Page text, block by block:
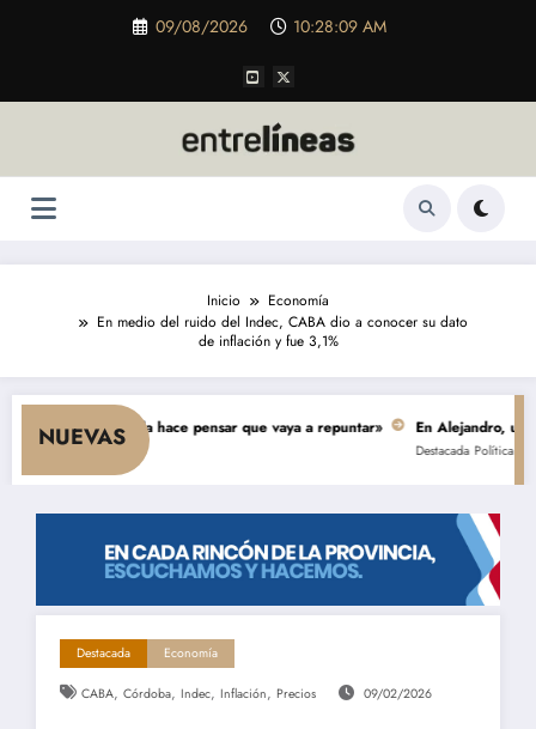
09/08/2026 10:28:10 AM
Inicio
Economía
En medio del ruido del Indec, CABA dio a conocer su dato
de inflación y fue 3,1%
NUEVAS
y nada hace pensar que vaya a repuntar» En Alejandro, una obra
Destacada Política
Destacada Economía
CABA, Córdoba, Indec, Inflación, Precios 09/02/2026